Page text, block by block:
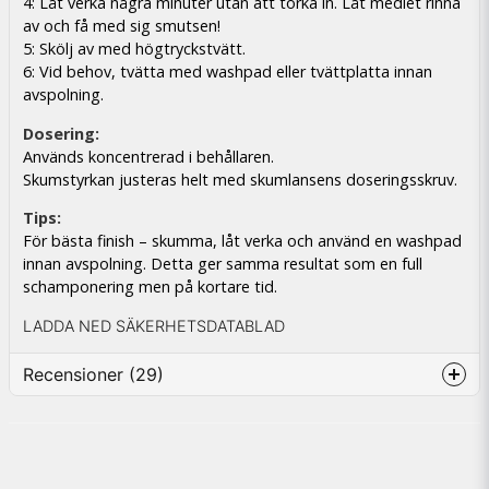
av och få med sig smutsen!
5: Skölj av med högtryckstvätt.
6: Vid behov, tvätta med washpad eller tvättplatta innan
avspolning.
Dosering:
Används koncentrerad i behållaren.
Skumstyrkan justeras helt med skumlansens doseringsskruv.
Tips:
För bästa finish – skumma, låt verka och använd en washpad
innan avspolning. Detta ger samma resultat som en full
schamponering men på kortare tid.
LADDA NED SÄKERHETSDATABLAD
Recensioner (29)